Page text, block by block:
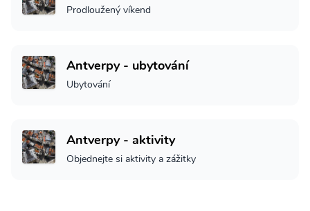
Prodloužený víkend
Antverpy - ubytování
Ubytování
Antverpy - aktivity
Objednejte si aktivity a zážitky